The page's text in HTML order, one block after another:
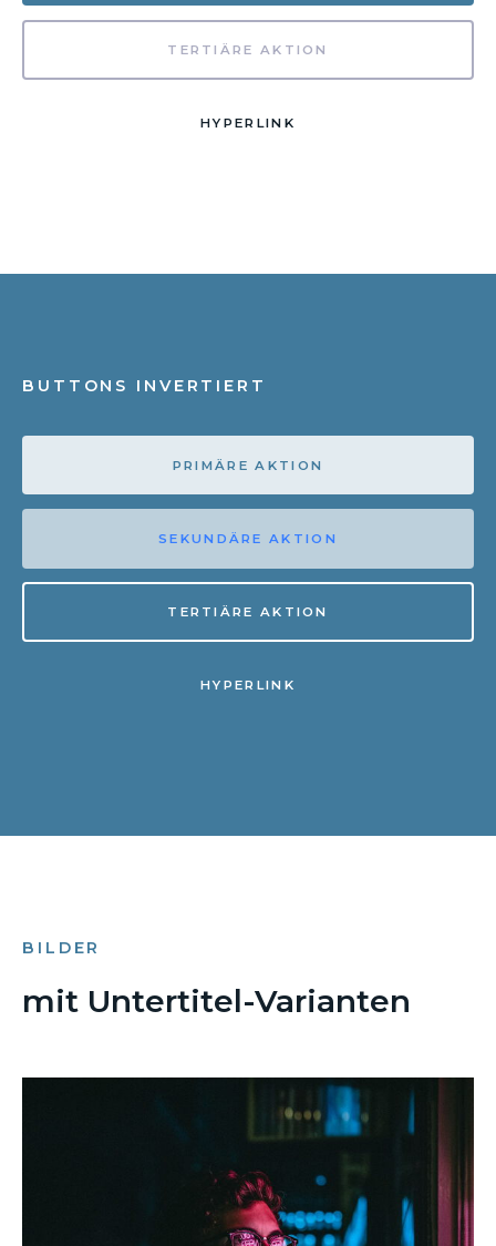
TERTIÄRE AKTION
HYPERLINK
BUTTONS INVERTIERT
PRIMÄRE AKTION
SEKUNDÄRE AKTION
TERTIÄRE AKTION
HYPERLINK
BILDER
mit Untertitel-Varianten